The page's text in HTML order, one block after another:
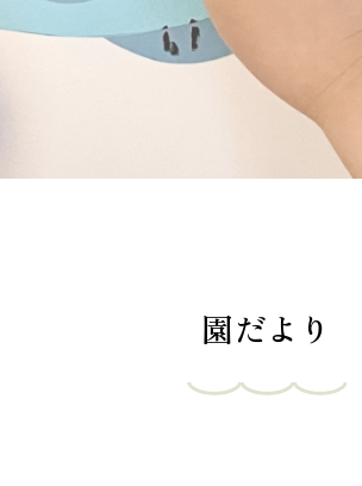
園だより